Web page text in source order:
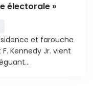
électorale »
et farouche
Kennedy Jr. vient